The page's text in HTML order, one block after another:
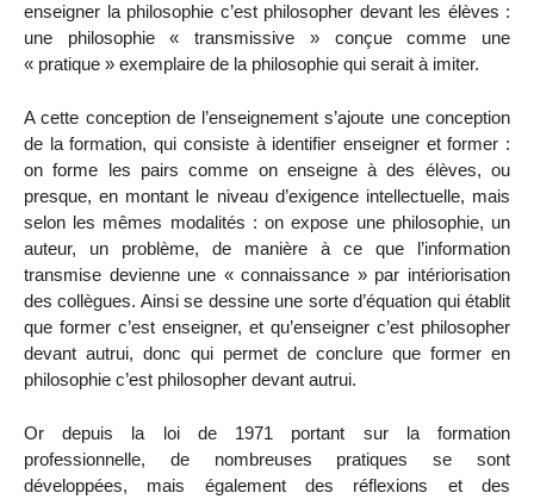
enseigner la philosophie c’est philosopher devant les élèves :
une philosophie « transmissive » conçue comme une
« pratique » exemplaire de la philosophie qui serait à imiter.
A cette conception de l’enseignement s’ajoute une conception
de la formation, qui consiste à identifier enseigner et former :
on forme les pairs comme on enseigne à des élèves, ou
presque, en montant le niveau d’exigence intellectuelle, mais
selon les mêmes modalités : on expose une philosophie, un
auteur, un problème, de manière à ce que l’information
transmise devienne une « connaissance » par intériorisation
des collègues. Ainsi se dessine une sorte d’équation qui établit
que former c’est enseigner, et qu’enseigner c’est philosopher
devant autrui, donc qui permet de conclure que former en
philosophie c’est philosopher devant autrui.
Or depuis la loi de 1971 portant sur la formation
professionnelle, de nombreuses pratiques se sont
développées, mais également des réflexions et des